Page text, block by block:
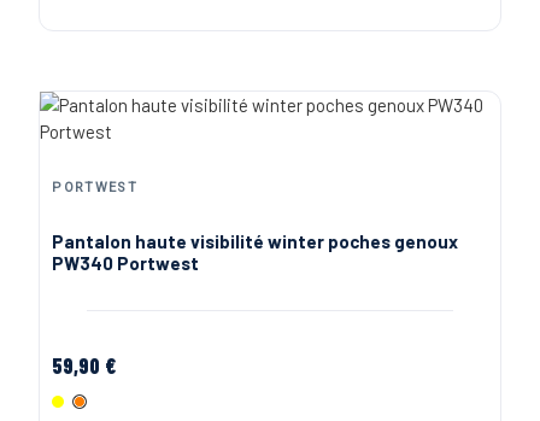
PORTWEST
Pantalon haute visibilité winter poches genoux
PW340 Portwest
59,90 €
Jaune Fluo
Orange Fluo